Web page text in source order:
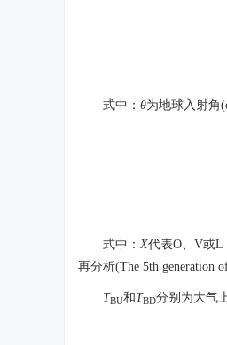
式中： θ为地球入射角
式中：X代表O、V或L
再分析(The 5th generation
TBU和 TBD分别为大气